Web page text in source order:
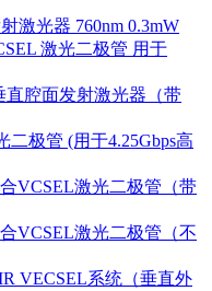
激光器 760nm 0.3mW
激光二极管 用于
直腔面发射激光器（带
二极管 (用于4.25Gbps高
VCSEL激光二极管（带
VCSEL激光二极管（不
VECSEL系统（垂直外